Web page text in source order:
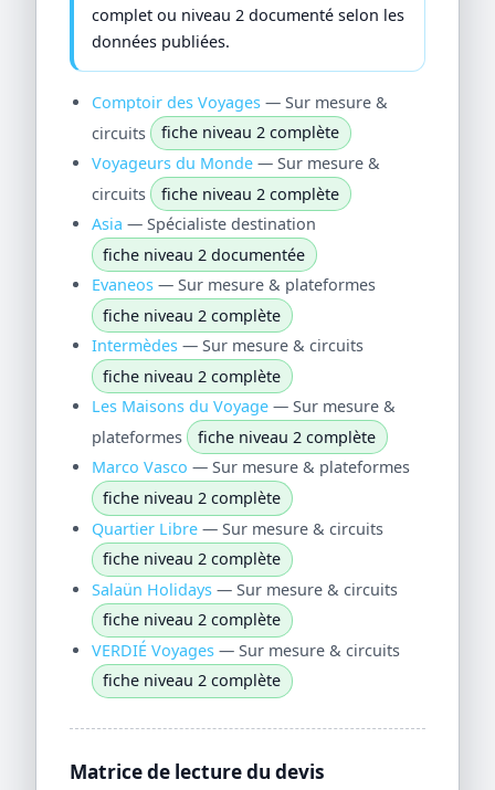
complet ou niveau 2 documenté selon les
données publiées.
Comptoir des Voyages— Sur mesure &
circuits
fiche niveau 2 complète
Voyageurs du Monde— Sur mesure &
circuits
fiche niveau 2 complète
Asia — Spécialiste destination
fiche niveau 2 documentée
Evaneos— Sur mesure & plateformes
fiche niveau 2 complète
Intermèdes— Sur mesure & circuits
fiche niveau 2 complète
Les Maisons du Voyage— Sur mesure &
plateformes
fiche niveau 2 complète
Marco Vasco — Sur mesure & plateformes
fiche niveau 2 complète
Quartier Libre— Sur mesure & circuits
fiche niveau 2 complète
Salaün Holidays— Sur mesure & circuits
fiche niveau 2 complète
VERDIÉ Voyages— Sur mesure & circuits
fiche niveau 2 complète
Matrice de lecture du devis